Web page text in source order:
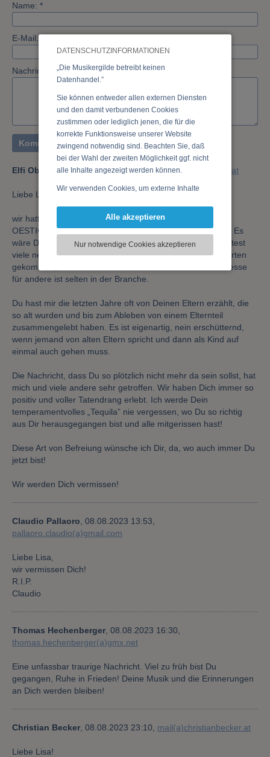
DATENSCHUTZINFORMATIONEN
„Die Musikergilde betreibt keinen
Datenhandel.”
Sie können entweder allen externen Diensten
und den damit verbundenen Cookies
zustimmen oder lediglich jenen, die für die
korrekte Funktionsweise unserer Website
zwingend notwendig sind. Beachten Sie, daß
bei der Wahl der zweiten Möglichkeit ggf. nicht
alle Inhalte angezeigt werden können.
Wir verwenden Cookies, um externe Inhalte
Funktionen für soziale Medien anbieten zu
zu analysieren. Dabei werden ggf.
Informationen zu Ihrer Verwendung unserer
soziale Medien, Werbung und Analysen
Dienste gesammelt haben.
Alle akzeptieren
Nur notwendige Cookies akzeptieren
Name: *
E-Mail:
Nachricht: *
Elfi Oberhuber,07.08.2023 23:22,elfi.oberhuber(a)gmx.at
Liebe Lisa,
wir hatten am 17.11.2023 ein Konzert im Roten Salon der
OESTIG LSG mit Deinem „Lisa Rabél Trio” programmiert. Es
wäre Dein Drittes in vier Jahren bei uns gewesen. Du wolltest
viele neue Lieder spielen und bist zuvor zu einigen Konzerten
gekommen, die Dir interessant erschienen. - So viel Interesse
für andere ist selten in der Branche.
Du hast mir die letzten Jahre oft von Deinen Eltern erzählt, die
so alt wurden und bis zum Ableben von einem Elternteil
zusammengelebt haben. Es ist eigenartig, nein erschütternd,
wenn jemand von alten Eltern spricht und dann als Kind auf
einmal auch gehen muss.
Die Nachricht, dass Du so plötzlich nicht mehr da sein sollst, hat
mich und viele andere sehr getroffen. Wir haben Dich immer so
positiv und voller Tatendrang erlebt. Ich werde Dein
temperamentvolles „Tequila” nie vergessen, wo Du so richtig
aus Dir herausgegangen bist und alle mitgerissen hast!
Diese Art von Befreiung wünsche ich Dir, da, wo auch immer Du
jetzt bist!
Wir werden Dich vermissen!
Claudio Pallaoro, 08.08.2023 13:53,
pallaoro.claudio(a)gmail.com
Liebe Lisa,
wir vermissen Dich!
R.I.P.
Claudio
Thomas Hechenberger, 08.08.2023 16:30,
thomas.hechenberger(a)gmx.net
Eine unfassbar traurige Nachricht. Viel zu früh bist Du
gegangen, Ruhe in Frieden! Deine Musik und die Erinnerungen
an Dich werden bleiben!
Christian Becker, 08.08.2023 23:10, mail(a)christianbecker.at
Liebe Lisa!